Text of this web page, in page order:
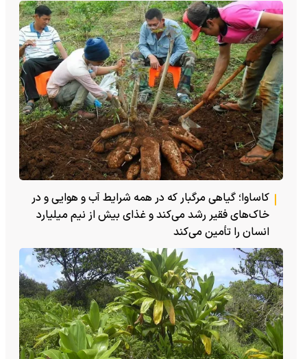
کاساوا؛ گیاهی مرگبار که در همه شرایط آب و هوایی و در
خاک‌های فقیر رشد می‌کند و غذای بیش از نیم میلیارد
انسان را تأمین می‌کند